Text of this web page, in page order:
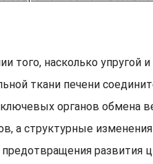
того, насколько
ткани печени
органов обмена
а структурные
развития